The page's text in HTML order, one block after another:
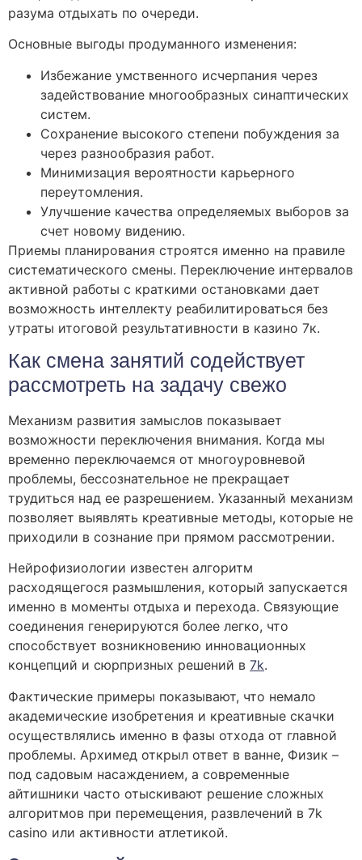
разума отдыхать по очереди.
Основные выгоды продуманного изменения:
Избежание умственного исчерпания через
задействование многообразных синаптических
систем.
Сохранение высокого степени побуждения за
через разнообразия работ.
Минимизация вероятности карьерного
переутомления.
Улучшение качества определяемых выборов за
счет новому видению.
Приемы планирования строятся именно на правиле
систематического смены. Переключение интервалов
активной работы с краткими остановками дает
возможность интеллекту реабилитироваться без
утраты итоговой результативности в казино 7к.
Как смена занятий содействует
рассмотреть на задачу свежо
Механизм развития замыслов показывает
возможности переключения внимания. Когда мы
временно переключаемся от многоуровневой
проблемы, бессознательное не прекращает
трудиться над ее разрешением. Указанный механизм
позволяет выявлять креативные методы, которые не
приходили в сознание при прямом рассмотрении.
Нейрофизиологии известен алгоритм
расходящегося размышления, который запускается
именно в моменты отдыха и перехода. Связующие
соединения генерируются более легко, что
способствует возникновению инновационных
концепций и сюрпризных решений в 7k.
Фактические примеры показывают, что немало
академические изобретения и креативные скачки
осуществлялись именно в фазы отхода от главной
проблемы. Архимед открыл ответ в ванне, Физик –
под садовым насаждением, а современные
айтишники часто отыскивают решение сложных
алгоритмов при перемещения, развлечений в 7k
casino или активности атлетикой.